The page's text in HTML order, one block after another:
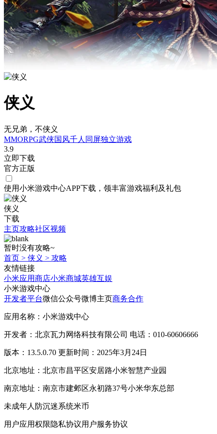
侠义
无兄弟，不侠义
MMORPG武侠国风千人同屏独立游戏
3.9
立即下载
官方正版
使用小米游戏中心APP下载 ，领丰富游戏福利 及礼包
侠义
下载
主页攻略社区视频
暂时没有攻略~
首页 > 侠义 > 攻略
友情链接
小米应用商店小米商城英雄互娱
小米游戏中心
开发者平台微信公众号微博主页商务合作
应用名称：小米游戏中心
开发者：北京瓦力网络科技有限公司 电话：010-60606666
版本：13.5.0.70 更新时间：2025年3月24日
北京地址：北京市昌平区安居路小米智慧产业园
南京地址：南京市建邺区永初路37号小米华东总部
未成年人防沉迷系统米币
用户应用权限隐私协议用户服务协议